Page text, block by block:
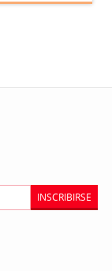
INSCRIBIRSE